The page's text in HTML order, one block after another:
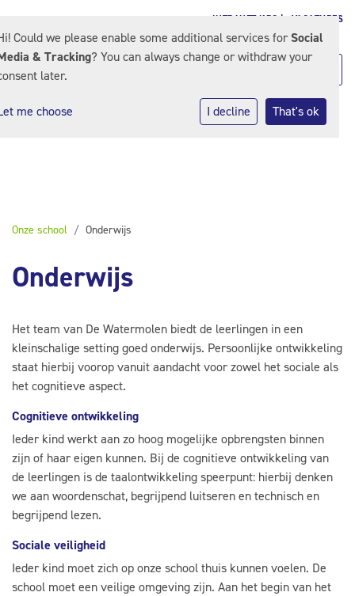
INTRANET KPO | VACATURES
Onze school Onderwijs
Onderwijs
Het team van De Watermolen biedt de leerlingen in een
kleinschalige setting goed onderwijs. Persoonlijke ontwikkeling
staat hierbij voorop vanuit aandacht voor zowel het sociale als
het cognitieve aspect.
Cognitieve ontwikkeling
Ieder kind werkt aan zo hoog mogelijke opbrengsten binnen
zijn of haar eigen kunnen. Bij de cognitieve ontwikkeling van
de leerlingen is de taalontwikkeling speerpunt: hierbij denken
we aan woordenschat, begrijpend luitseren en technisch en
begrijpend lezen.
Sociale veiligheid
Ieder kind moet zich op onze school thuis kunnen voelen. De
school moet een veilige omgeving zijn. Aan het begin van het
Could we please enable some additional services forSocial
& Tracking? You can always change or withdraw your
later.
me choose I decline That's ok